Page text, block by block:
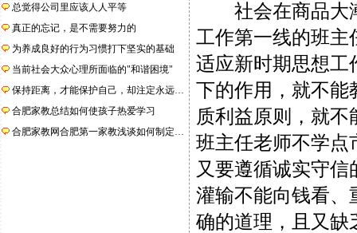
总觉得公司里应该人人平等
真正的忘记，是不需要努力的
为养成良好的行为习惯打下坚实的基础
当前社会大众心理所面临的"和谐困境"
保持距离，才能保护自己，却注定永远…
合肥家教总结如何使孩子热爱学习
合肥家教网合肥第一家教浅谈如何制定…
社会在商品大潮
工作第一线的班主
适应新时期思想工
下的作用，就不能
质利益原则，就
班主任老师不学点
又要遵循诚实守
灌输不能向钱看、
确的道理，且又缺